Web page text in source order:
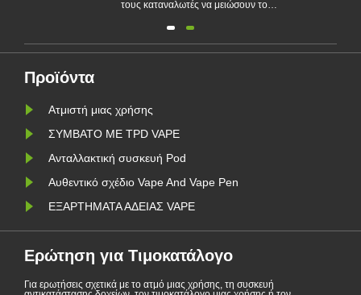
τους καταναλωτές να μειώσουν το
κάπνισμα. Αυτό το άρθρο απεικονίζει
ηλεκτρονικών τσιγάρων σύμφωνα με
διαφορετικές χώρες. Επιπλέον,
Προϊόντα
Ατμιστή μιας χρήσης
ΣΥΜΒΑΤΟ ΜΕ TPD VAPE
Ανταλλακτική συσκευή Pod
Αυθεντικό σχέδιο Vape And Vape Pen
ΕΞΑΡΤΗΜΑΤΑ ΑΔΕΙΑΣ VAPE
Ερώτηση για Τιμοκατάλογο
Για ερωτήσεις σχετικά με το ατμό μιας χρήσης, τη συσκευή